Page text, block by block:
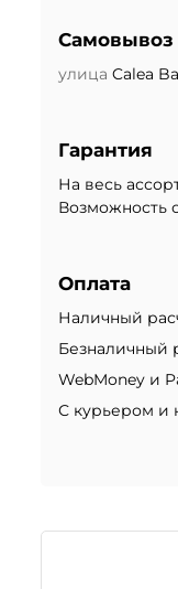
Самовывоз
улица Calea
Гарантия
На весь
Возможность
Оплата
Наличный
Безналичный
WebMoney и
С курьером и